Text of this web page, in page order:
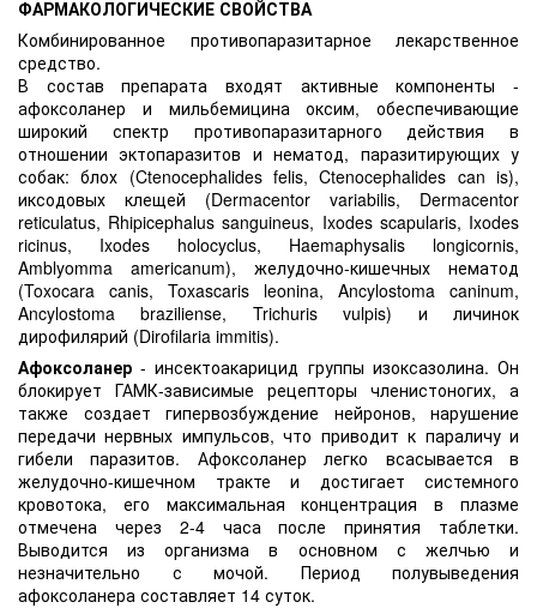
ФАРМАКОЛОГИЧЕСКИЕ СВОЙСТВА
Комбинированное противопаразитарное лекарственное
средство.
В состав препарата входят активные компоненты -
афоксоланер и мильбемицина оксим, обеспечивающие
широкий спектр противопаразитарного действия в
отношении эктопаразитов и нематод, паразитирующих у
собак: блох (Ctenocephalides felis, Ctenocephalides can is),
иксодовых клещей (Dermacentor variabilis, Dermacentor
reticulatus, Rhipicephalus sanguineus, Ixodes scapularis, Ixodes
ricinus, Ixodes holocyclus, Haemaphysalis longicornis,
Amblyomma americanum), желудочно-кишечных нематод
(Toxocara canis, Toxascaris leonina, Ancylostoma caninum,
Ancylostoma braziliense, Trichuris vulpis) и личинок
дирофилярий (Dirofilaria immitis).
Афоксоланер - инсектоакарицид группы изоксазолина. Он
блокирует ГАМК-зависимые рецепторы членистоногих, а
также создает гипервозбуждение нейронов, нарушение
передачи нервных импульсов, что приводит к параличу и
гибели паразитов. Афоксоланер легко всасывается в
желудочно-кишечном тракте и достигает системного
кровотока, его максимальная концентрация в плазме
отмечена через 2-4 часа после принятия таблетки.
Выводится из организма в основном с желчью и
незначительно с мочой. Период полувыведения
афоксоланера составляет 14 суток.